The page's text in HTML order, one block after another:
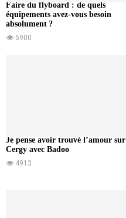
Faire du flyboard : de quels
équipements avez-vous besoin
absolument ?
5900
Je pense avoir trouvé l’amour sur
Cergy avec Badoo
4913